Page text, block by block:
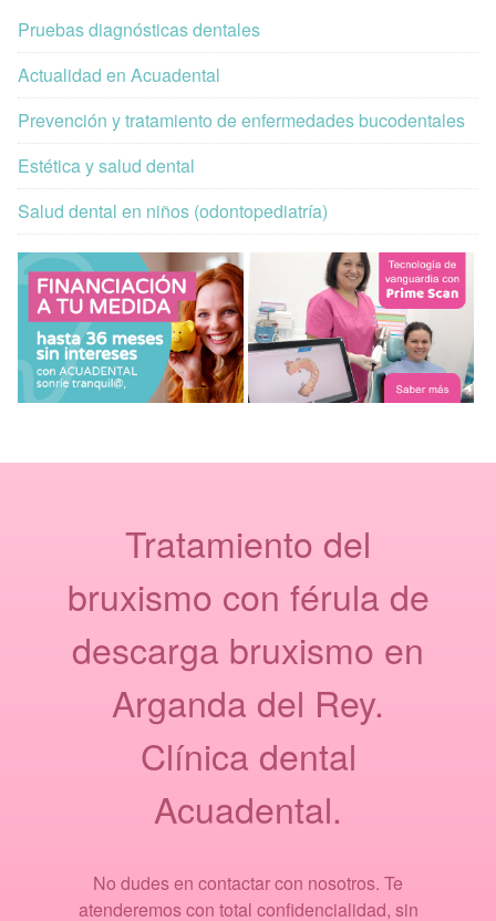
Pruebas diagnósticas dentales
Actualidad en Acuadental
Prevención y tratamiento de enfermedades bucodentales
Estética y salud dental
Salud dental en niños (odontopediatría)
Tratamiento del
bruxismo con férula de
descarga bruxismo en
Arganda del Rey.
Clínica dental
Acuadental.
No dudes en contactar con nosotros. Te
atenderemos con total confidencialidad, sin